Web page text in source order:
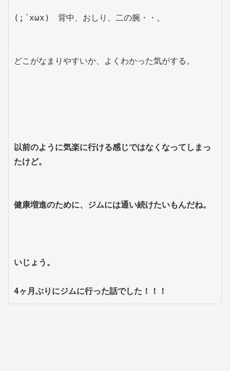
(;´xωx)　背中、おしり、二の腕・・。
どこがなまりやすいか、よくわかった気がする。
以前のように気楽に行ける感じではなくなってしまっ
たけど。
健康増進のために、ジムには通い続けたいもんだね。
いじょう。
4ヶ月ぶりにジムに行った話でした！！！